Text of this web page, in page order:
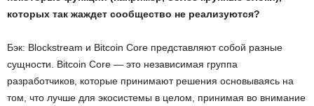
которых так жаждет сообщество не реализуются?
Бэк: Blockstream и Bitcoin Core представляют собой разные
сущности. Bitcoin Core — это независимая группа
разработчиков, которые принимают решения основываясь на
том, что лучше для экосистемы в целом, принимая во внимание